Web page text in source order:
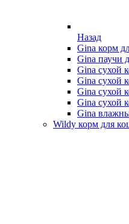
Назад
Gina корм
Gina паучи
Gina сухой
Gina сухой
Gina сухой
Gina сухой
Gina
Wildy корм для